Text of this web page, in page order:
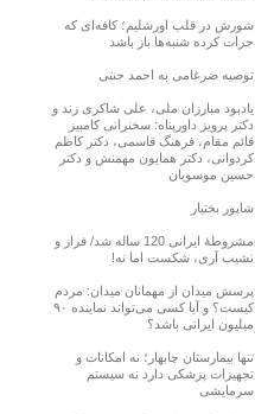
شورش در قلب اورشلیم؛ کافه‌ای که
جرات کرده شنبه‌ها باز باشد
توصیه ضرغامی به احمد جنتی
یادبود مبارزان ملی، علی شاکری زند و
دکتر پرویز داورپناه: سخنرانی کامبیز
قائم مقام، فرهنگ قاسمی، دکتر کاظم
کردوانی، دکتر همایون مهمنش و دکتر
حسین موسویان
شاپور بختیار
مشروطۀ ایرانی 120 ساله شد/ فراز و
نشیب آری، شکست اما نه!
پرسش میدان از مهمانان میدان: مردم
کیست؟ و آیا کسی می‌تواند نماینده ۹۰
میلیون ایرانی باشد؟
تنها بیمارستان چابهار؛ نه امکانات و
تجهیزات پزشکی دارد نه سیستم
سرمایشی